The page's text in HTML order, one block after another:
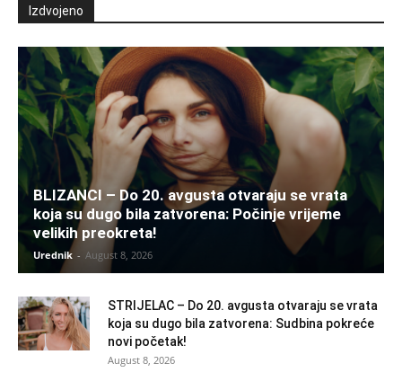
Izdvojeno
BLIZANCI – Do 20. avgusta otvaraju se vrata
koja su dugo bila zatvorena: Počinje vrijeme
velikih preokreta!
Urednik - August 8, 2026
STRIJELAC – Do 20. avgusta otvaraju se vrata
koja su dugo bila zatvorena: Sudbina pokreće
novi početak!
August 8, 2026